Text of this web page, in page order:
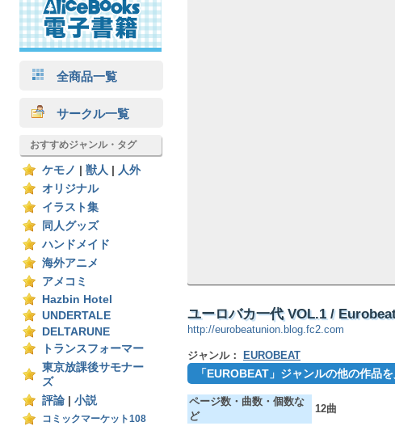
全商品一覧
サークル一覧
おすすめジャンル・タグ
ケモノ 獣人
人外
オリジナル
イラスト集
同人グッズ
ハンドメイド
海外アニメ
アメコミ
Hazbin Hotel
UNDERTALE
DELTARUNE
トランスフォーマー
東京放課後サモナー
ズ
評論
小説
コミックマーケット108
ユーロバカ一代 VOL.1 /
http://eurobeatunion.blog.fc2.com
ジャンル： EUROBEAT
「EUROBEAT」ジャンルの他の作品
ページ数・曲数・個数な
ど
12曲